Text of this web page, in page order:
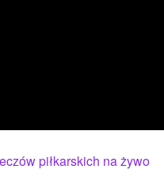
piłkarskich na żywo